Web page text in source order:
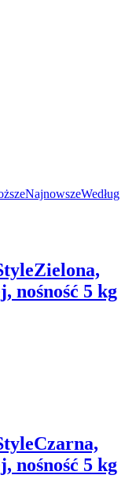
NajnowszeWedług
Zielona,
nośność 5 kg
Czarna,
nośność 5 kg